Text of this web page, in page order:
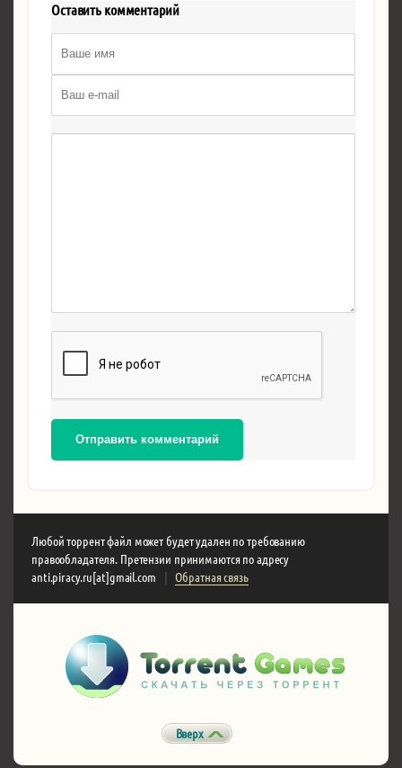
Оставить комментарий
Отправить комментарий
Любой торрент файл может будет удален по требованию
правообладателя. Претензии принимаются по адресу
anti.piracy.ru[at]gmail.com
| Обратная связь
Вверх